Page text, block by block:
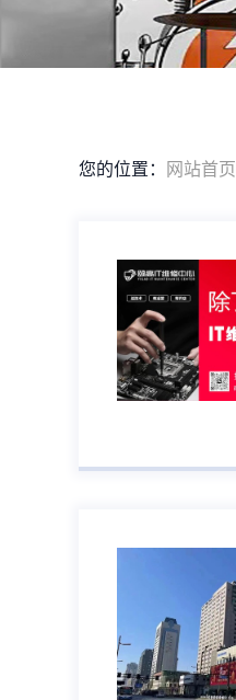
您的位置： 网站首页